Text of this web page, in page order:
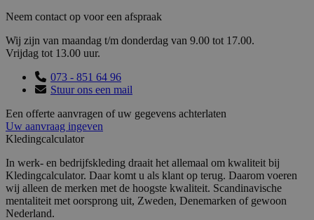
Neem contact op voor een afspraak
Wij zijn van maandag t/m donderdag van 9.00 tot 17.00.
Vrijdag tot 13.00 uur.
073 - 851 64 96
Stuur ons een mail
Een offerte aanvragen of uw gegevens achterlaten
Uw aanvraag ingeven
Kledingcalculator
In werk- en bedrijfskleding draait het allemaal om kwaliteit bij
Kledingcalculator. Daar komt u als klant op terug. Daarom voeren
wij alleen de merken met de hoogste kwaliteit. Scandinavische
mentaliteit met oorsprong uit, Zweden, Denemarken of gewoon
Nederland.